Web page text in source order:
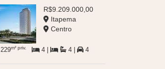
R$9.209.000,00
Itapema
Centro
| 229m² priv. 4 | 4 | 4